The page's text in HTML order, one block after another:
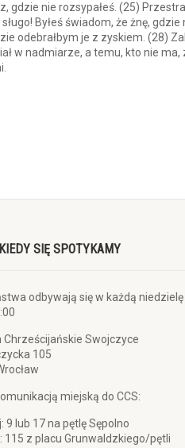
nie rozsypałeś. (25)
Byłeś świadom, że żnę,
odebrałbym je z zyskiem. (28)
w nadmiarze, a temu, kto nie
SIĘ SPOTYKAMY
odbywają się w każdą niedzielę
Chrześcijańskie Swojczyce
105
miejską do CCS:
9 lub 17 na pętlę Sępolno
115 z placu Grunwaldzkiego/pętli